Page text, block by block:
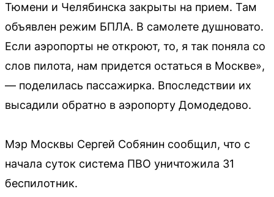
Тюмени и Челябинска закрыты на прием. Там
объявлен режим БПЛА. В самолете душновато.
Если аэропорты не откроют, то, я так поняла со
слов пилота, нам придется остаться в Москве»,
— поделилась пассажирка. Впоследствии их
высадили обратно в аэропорту Домодедово.
Мэр Москвы Сергей Собянин сообщил, что с
начала суток система ПВО уничтожила 31
беспилотник.